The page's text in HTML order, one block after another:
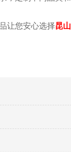
让您安心选择昆